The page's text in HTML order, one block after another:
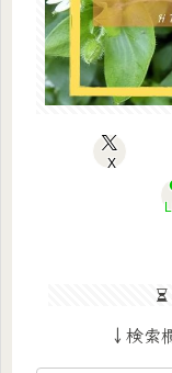
X
↓検索